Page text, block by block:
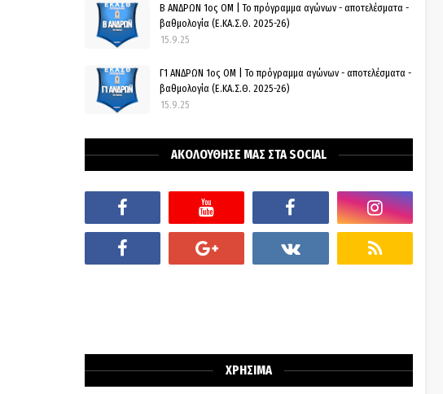
Β ΑΝΔΡΩΝ 1ος ΟΜ | Το πρόγραμμα αγώνων - αποτελέσματα -
βαθμολογία (Ε.ΚΑ.Σ.Θ. 2025-26)
15.9.25
Γ1 ΑΝΔΡΩΝ 1ος ΟΜ | Το πρόγραμμα αγώνων - αποτελέσματα -
βαθμολογία (Ε.ΚΑ.Σ.Θ. 2025-26)
15.9.25
ΑΚΟΛΟΥΘΗΣΕ ΜΑΣ ΣΤΑ SOCIAL
ΧΡΗΣΙΜΑ